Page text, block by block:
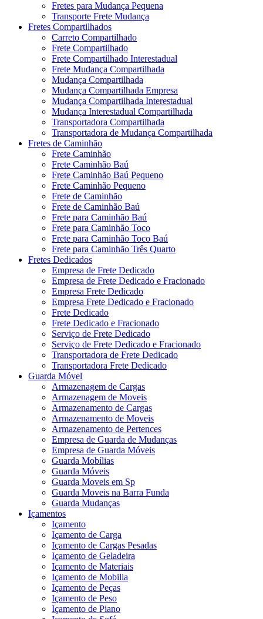
Fretes para Mudança Pequena
Transporte Frete Mudança
Fretes Compartilhados
Carreto Compartilhado
Frete Compartilhado
Frete Compartilhado Interestadual
Frete Mudança Compartilhada
Mudança Compartilhada
Mudança Compartilhada Empresa
Mudança Compartilhada Interestadual
Mudança Interestadual Compartilhada
Transportadora Compartilhada
Transportadora de Mudança Compartilhada
Fretes de Caminhão
Frete Caminhão
Frete Caminhão Baú
Frete Caminhão Baú Pequeno
Frete Caminhão Pequeno
Frete de Caminhão
Frete de Caminhão Baú
Frete para Caminhão Baú
Frete para Caminhão Toco
Frete para Caminhão Toco Baú
Frete para Caminhão Três Quarto
Fretes Dedicados
Empresa de Frete Dedicado
Empresa de Frete Dedicado e Fracionado
Empresa Frete Dedicado
Empresa Frete Dedicado e Fracionado
Frete Dedicado
Frete Dedicado e Fracionado
Serviço de Frete Dedicado
Serviço de Frete Dedicado e Fracionado
Transportadora de Frete Dedicado
Transportadora Frete Dedicado
Guarda Móvel
Armazenagem de Cargas
Armazenagem de Moveis
Armazenamento de Cargas
Armazenamento de Moveis
Armazenamento de Pertences
Empresa de Guarda de Mudanças
Empresa de Guarda Móveis
Guarda Mobílias
Guarda Móveis
Guarda Moveis em Sp
Guarda Moveis na Barra Funda
Guarda Mudanças
Içamentos
Içamento
Içamento de Carga
Içamento de Cargas Pesadas
Içamento de Geladeira
Içamento de Materiais
Içamento de Mobilia
Içamento de Peças
Içamento de Peso
Içamento de Piano